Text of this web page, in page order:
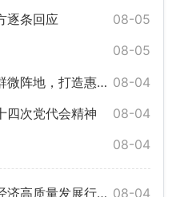
08-05
逐条回应
08-05
08-04
造惠民“一站式”服务圈
08-04
四次党代会精神
08-04
08-04
质量发展行稳致远